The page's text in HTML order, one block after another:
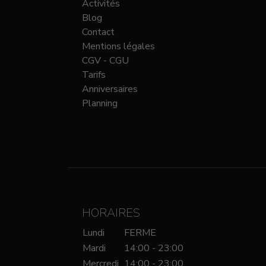
Activités
Blog
Contact
Mentions légales
CGV - CGU
Tarifs
Anniversaires
Planning
HORAIRES
Lundi
FERME
Mardi
14:00 - 23:00